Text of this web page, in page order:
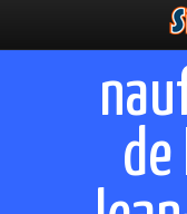
Poèmes et fictions
Apparitions